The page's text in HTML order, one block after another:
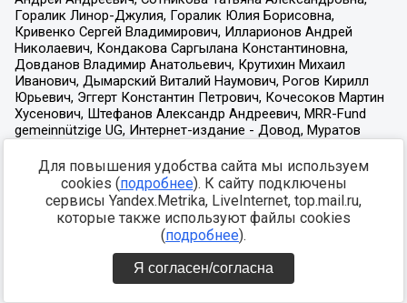
Для повышения удобства сайта мы используем
cookies (подробнее). К сайту подключены
сервисы Yandex.Metrika, LiveInternet, top.mail.ru,
которые также используют файлы cookies
(подробнее).
Я согласен/согласна